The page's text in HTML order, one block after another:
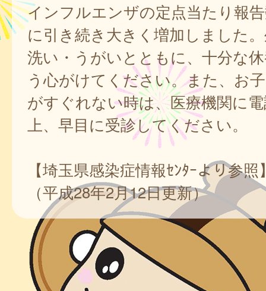
インフルエンザの定点当たり報
に引き続き大きく増加しました
洗い・うがいとともに、十分な
う心がけてください。また、お
がすぐれない時は、医療機関に
上、早目に受診してください。
【埼玉県感染症情報ｾﾝﾀｰより参照
（平成28年2月12日更新）